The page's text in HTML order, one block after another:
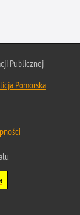
Publicznej
Pomorska